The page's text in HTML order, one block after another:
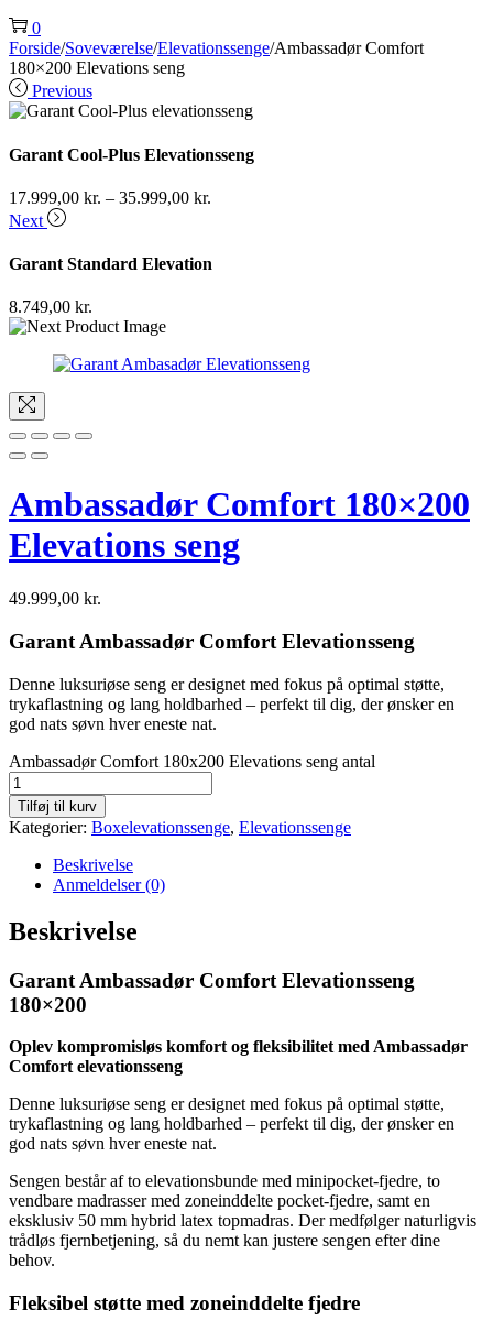
0
Forside/Soveværelse/Elevationssenge/Ambassadør Comfort
180×200 Elevations seng
Previous
Garant Cool-Plus Elevationsseng
17.999,00 kr. – 35.999,00 kr.
Next
Garant Standard Elevation
8.749,00 kr.
Ambassadør Comfort 180×200
Elevations seng
49.999,00 kr.
Garant Ambassadør Comfort Elevationsseng
Denne luksuriøse seng er designet med fokus på optimal støtte,
trykaflastning og lang holdbarhed – perfekt til dig, der ønsker en
god nats søvn hver eneste nat.
Ambassadør Comfort 180x200 Elevations seng antal
Tilføj til kurv
Kategorier: Boxelevationssenge, Elevationssenge
Beskrivelse
Anmeldelser (0)
Beskrivelse
Garant Ambassadør Comfort Elevationsseng
180×200
Oplev kompromisløs komfort og fleksibilitet med Ambassadør
Comfort elevationsseng
Denne luksuriøse seng er designet med fokus på optimal støtte,
trykaflastning og lang holdbarhed – perfekt til dig, der ønsker en
god nats søvn hver eneste nat.
Sengen består af to elevationsbunde med minipocket-fjedre, to
vendbare madrasser med zoneinddelte pocket-fjedre, samt en
eksklusiv 50 mm hybrid latex topmadras. Der medfølger naturligvis
trådløs fjernbetjening, så du nemt kan justere sengen efter dine
behov.
Fleksibel støtte med zoneinddelte fjedre